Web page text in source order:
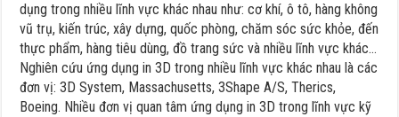
dụng trong nhiều lĩnh vực khác nhau như: cơ khí, ô tô, hàng không
vũ trụ, kiến trúc, xây dựng, quốc phòng, chăm sóc sức khỏe, đến
thực phẩm, hàng tiêu dùng, đồ trang sức và nhiều lĩnh vực khác…
Nghiên cứu ứng dụng in 3D trong nhiều lĩnh vực khác nhau là các
đơn vị: 3D System, Massachusetts, 3Shape A/S, Therics,
Boeing. Nhiều đơn vị quan tâm ứng dụng in 3D trong lĩnh vực kỹ